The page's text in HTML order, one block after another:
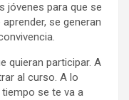
jóvenes para que se
se generan
quieran participar. A
al curso. A lo
se te va a